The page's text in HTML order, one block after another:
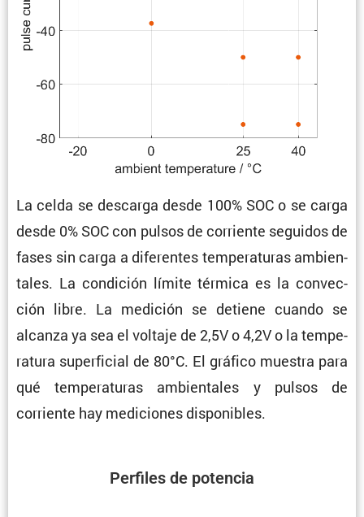
La celda se descarga desde 100% SOC o se carga
desde 0% SOC con pulsos de corriente seguidos de
fases sin carga a diferentes tempe­ra­turas ambien­
tales. La condi­ción límite térmica es la convec­
ción libre. La medición se detiene cuando se
alcanza ya sea el voltaje de 2,5V o 4,2V o la tempe­
ra­tura super­fi­cial de 80°C. El gráfico muestra para
qué tempe­ra­turas ambien­tales y pulsos de
corriente hay mediciones disponibles.
Perfiles de potencia